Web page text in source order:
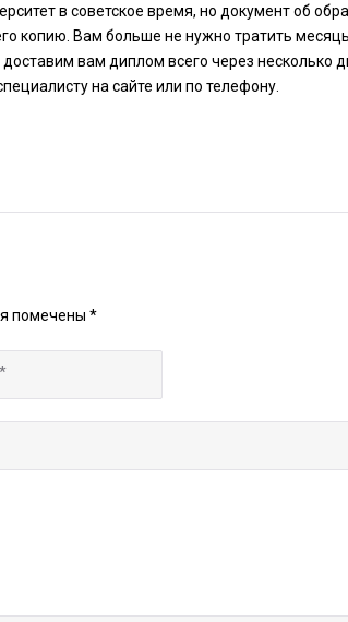
в советское время, но документ об
копию. Вам больше не нужно тратить
вам диплом всего через несколько
на сайте или по телефону.
помечены *